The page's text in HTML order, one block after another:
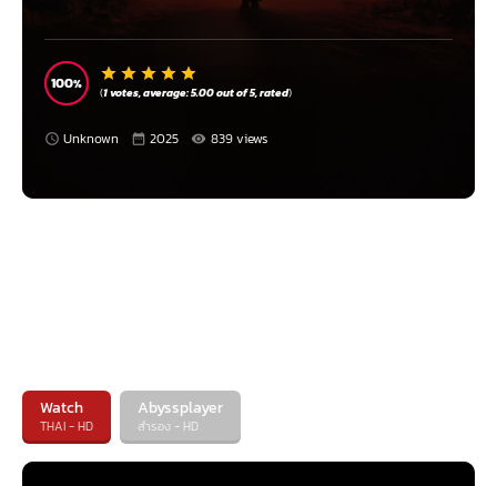
100 (1votes, average:5.00out of 5,rated)
Unknown 2025 839 views
Watch
THAI - HD
Abyssplayer
สำรอง - HD